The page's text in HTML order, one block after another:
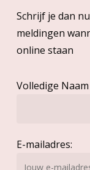
Schrijf je dan
meldingen
online staan
Volledige Naam
E-mailadres: